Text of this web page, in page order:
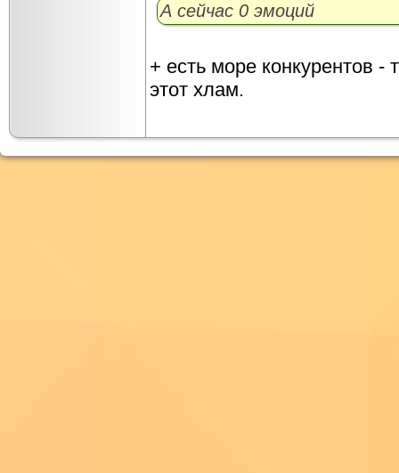
А сейчас 0 эмоций
+ есть море конкурентов -
этот хлам.